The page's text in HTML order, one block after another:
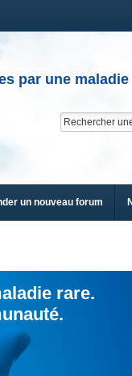
par une maladie
un nouveau forum
rare.